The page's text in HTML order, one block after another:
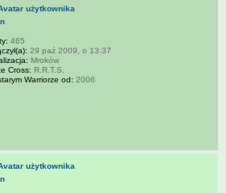
465
29 paź 2009, o 13:37
Mroków
Cross: R.R.T.S.
Warriorze od: 2006